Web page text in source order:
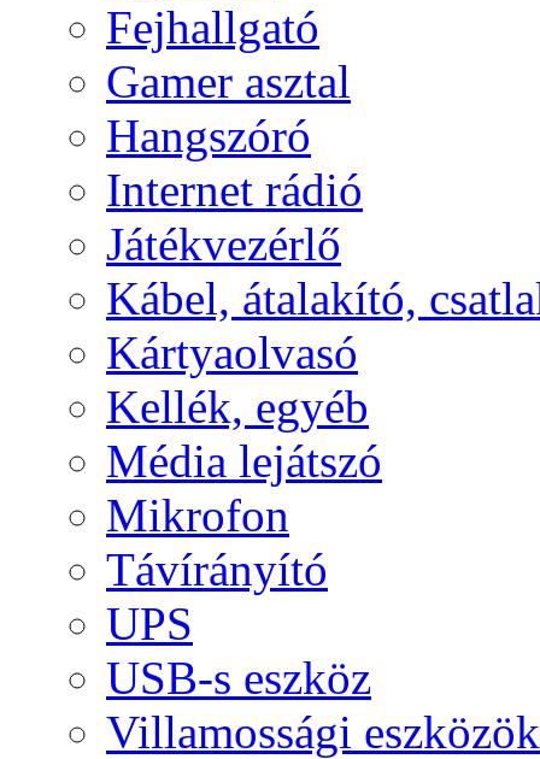
Fejhallgató
Gamer asztal
Hangszóró
Internet rádió
Játékvezérlő
Kábel, átalakító,
Kártyaolvasó
Kellék, egyéb
Média lejátszó
Mikrofon
Távírányító
UPS
USB-s eszköz
Villamossági eszközök